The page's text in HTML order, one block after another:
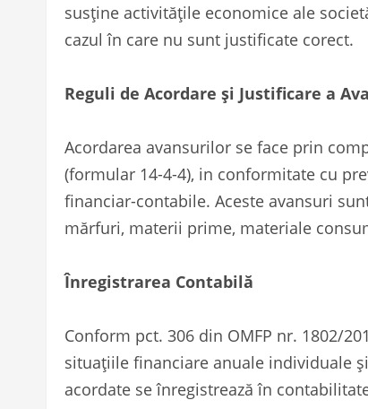
susține activitățile economice ale
cazul în care nu sunt justificate corect.
Reguli de Acordare și Justificare a
Acordarea avansurilor se face prin
(formular 14-4-4), in conformitate cu
financiar-contabile. Aceste avansuri
mărfuri, materii prime, materiale
Înregistrarea Contabilă
Conform pct. 306 din OMFP nr. 1802/
situațiile financiare anuale individuale
acordate se înregistrează în